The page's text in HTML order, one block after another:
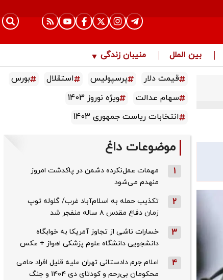
بین الملل منیبان زندگی
قیمت دلار پرسپولیس استقلال
بورس
سهام عدالت
ویژه نوروز 1403
انتخابات ریاست جمهوری 1403
موضوعات داغ
1
مهمات عمل‌نکرده دشمن در پاکدشت امروز
منهدم می‌شود
2
تکذیب حمله به اسلام‌آباد غرب/ گلوله توپ
زمان دفاع مقدس ۸ ساله منفجر شد
3
خسارات ناشی از تجاوز آمریکا به خوابگاه
دانشجویی دانشگاه علوم پزشکی اهواز + عکس
4
اعلام جرم دادستانی تهران علیه قلیل افراد حامی
محکومان بی‌رحم و کودتای دی‌ ۱۴۰۴ و جنگ